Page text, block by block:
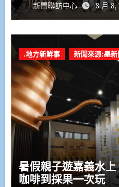
新聞聯訪中心 8 月 8,
.地方新鮮事 新聞來源:墨新
暑假親子遊嘉義水
咖啡到採果一次玩